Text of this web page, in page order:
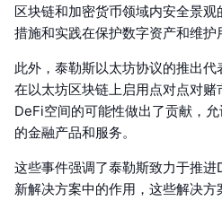
区块链和加密货币领域内安全景
措施和实践在保护数字资产和维护
此外，泰勒斯以太坊协议的推出
在以太坊区块链上启用点对点对
DeFi空间的可能性做出了贡献，
的金融产品和服务。
这些事件强调了泰勒斯致力于推进
新解决方案中的作用，这些解决